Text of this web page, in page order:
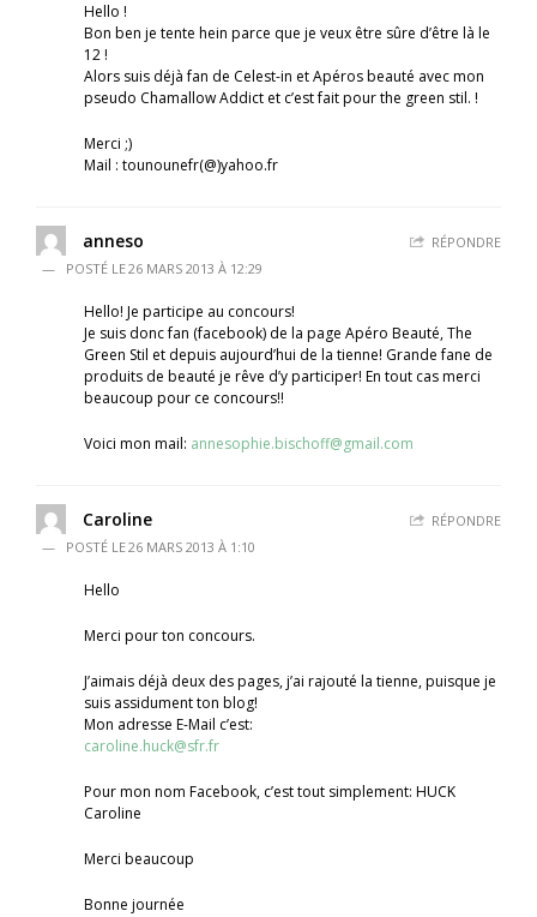
Hello !
Bon ben je tente hein parce que je veux être sûre d’être là le
12 !
Alors suis déjà fan de Celest-in et Apéros beauté avec mon
pseudo Chamallow Addict et c’est fait pour the green stil. !
Merci ;)
Mail : tounounefr(@)yahoo.fr
anneso
26 MARS 2013 À 12:29
Hello! Je participe au concours!
Je suis donc fan (facebook) de la page Apéro Beauté, The
Green Stil et depuis aujourd’hui de la tienne! Grande fane de
produits de beauté je rêve d’y participer! En tout cas merci
beaucoup pour ce concours!!
Voici mon mail: annesophie.bischoff@gmail.com
RÉPONDRE
Caroline
26 MARS 2013 À 1:10
Hello
Merci pour ton concours.
J’aimais déjà deux des pages, j’ai rajouté la tienne, puisque je
suis assidument ton blog!
Mon adresse E-Mail c’est:
caroline.huck@sfr.fr
Pour mon nom Facebook, c’est tout simplement: HUCK
Caroline
Merci beaucoup
Bonne journée
RÉPONDRE